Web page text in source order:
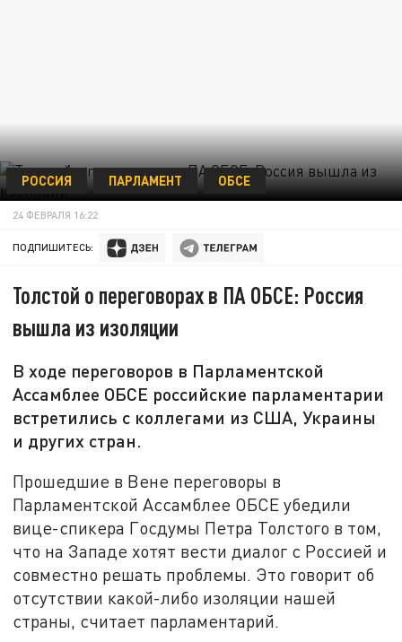
РОССИЯ ПАРЛАМЕНТ ОБСЕ
24 ФЕВРАЛЯ 16:22
ПОДПИШИТЕСЬ:
Толстой о переговорах в ПА ОБСЕ: Россия
вышла из изоляции
В ходе переговоров в Парламентской
Ассамблее ОБСЕ российские парламентарии
встретились с коллегами из США, Украины
и других стран.
Прошедшие в Вене переговоры в
Парламентской Ассамблее ОБСЕ убедили
вице-спикера Госдумы Петра Толстого в том,
что на Западе хотят вести диалог с Россией и
совместно решать проблемы. Это говорит об
отсутствии какой-либо изоляции нашей
страны, считает парламентарий.